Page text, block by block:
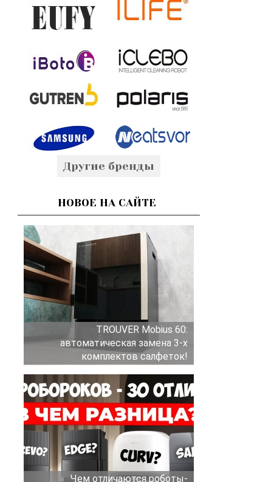
Другие бренды
НОВОЕ НА САЙТЕ
TROUVER Mobius 60:
автоматическая замена 3-х
комплектов салфеток!
Чем отличаются роботы-